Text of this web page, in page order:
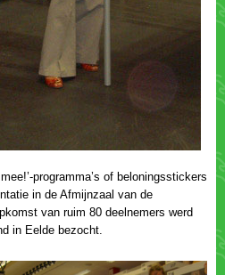
programma’s of beloningsstickers
in de Afmijnzaal van de
van ruim 80 deelnemers werd
in Eelde bezocht.